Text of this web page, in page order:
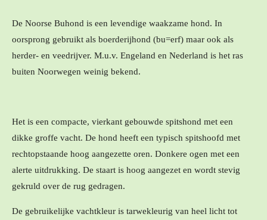
De Noorse Buhond is een levendige waakzame hond. In
oorsprong gebruikt als boerderijhond (bu=erf) maar ook als
herder- en veedrijver. M.u.v. Engeland en Nederland is het ras
buiten Noorwegen weinig bekend.
Het is een compacte, vierkant gebouwde spitshond met een
dikke groffe vacht. De hond heeft een typisch spitshoofd met
rechtopstaande hoog aangezette oren. Donkere ogen met een
alerte uitdrukking. De staart is hoog aangezet en wordt stevig
gekruld over de rug gedragen.
De gebruikelijke vachtkleur is tarwekleurig van heel licht tot